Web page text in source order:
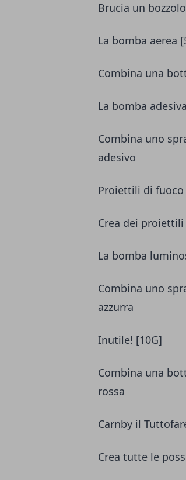
Brucia un bozzolo
La bomba aerea
Combina una
La bomba
Combina uno
adesivo
Proiettili di fuoco
Crea dei
La bomba
Combina uno
azzurra
Inutile! [10G]
Combina una
rossa
Carnby il
Crea tutte le